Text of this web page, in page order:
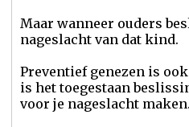
Maar wanneer ouders
nageslacht van dat kind.
Preventief genezen is
is het toegestaan
voor je nageslacht